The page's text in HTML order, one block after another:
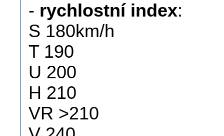
- rychlostní index:
S 180km/h
T 190
U 200
H 210
VR >210